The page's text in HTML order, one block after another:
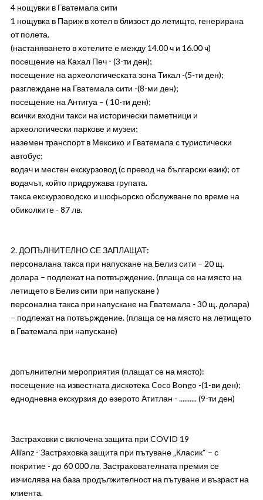
4 нощувки в Гватемала сити
1 нощувка в Париж в хотел в близост до летищто, генерирана
от полета.
(настаняването в хотелите е между 14.00 ч и 16.00 ч)
посещение на Кахал Печ - (3-ти ден);
посещение на археологическата зона Тикал -(5-ти ден);
разглеждане на Гватемала сити -(8-ми ден);
посещение на Антигуа – ( 10-ти ден);
всички входни такси на исторически паметници и
археологически паркове и музеи;
наземен транспорт в Мексико и Гватемала с туристически
автобус;
водач и местен екскурзовод (с превод на български език); от
водачът, който придружава групата.
такса екскурзоводско и шофьорско обслужване по време на
обиколките - 87 лв.
2. ДОПЪЛНИТЕЛНО СЕ ЗАПЛАЩАТ:
персоналана такса при напускане на Белиз сити – 20 щ.
долара – подлежат на потвърждение. (плаща се на място на
летището в Белиз сити при напускане )
персонална такса при напускане на Гватемала - 30 щ. долара)
– подлежат на потвърждение. (плаща се на място на летището
в Гватемала при напускане)
допълнителни мероприятия (плащат се на място):
посещение на известната дискотека Coco Bongo -(1-ви ден);
еднодневна екскурзия до езерото Атитлан - .......... (9-ти ден)
Застраховки с включена защита при COVID 19
Allianz - Застраховка защита при пътуване „Класик“ – с
покритие - до 60 000 лв. Застрахователната премия се
изчислява на база продължителност на пътуване и възраст на
клиента.